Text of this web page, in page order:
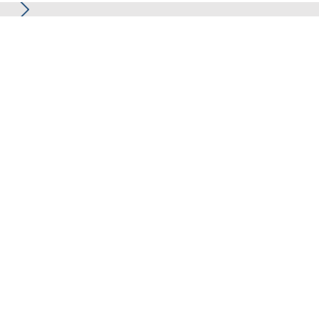
applicables, être exclues ou limitées.